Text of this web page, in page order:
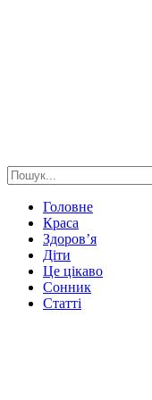
Головне
Краса
Здоров’я
Діти
Це цікаво
Сонник
Статті